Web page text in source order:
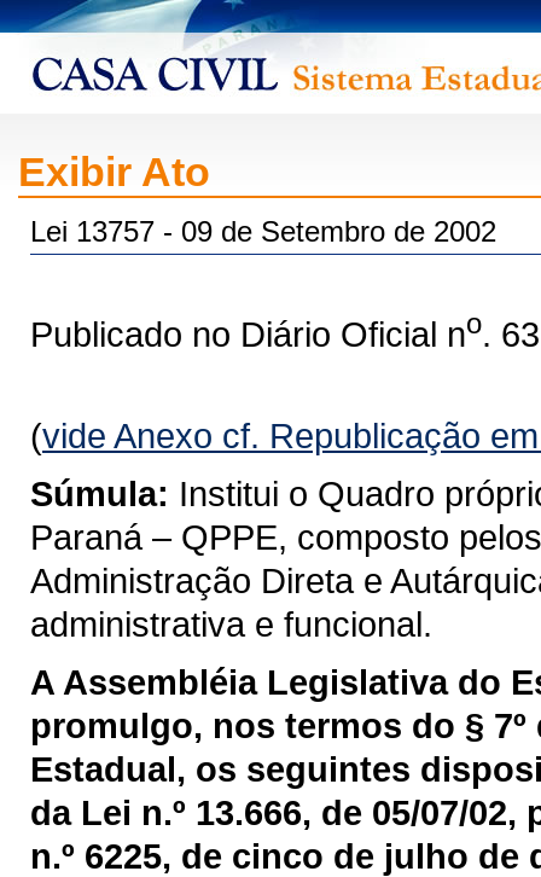
Exibir Ato
Lei 13757 - 09 de Setembro de 2002
Publicado no Diário Oficial no.
(vide Anexo cf. Republicação
Súmula: Institui o Quadro
Paraná – QPPE, composto
Administração Direta e
administrativa e funcional.
A Assembléia Legislativa do
promulgo, nos termos do §
Estadual, os seguintes
da Lei n.º 13.666, de 05/07/
n.º 6225, de cinco de julho de